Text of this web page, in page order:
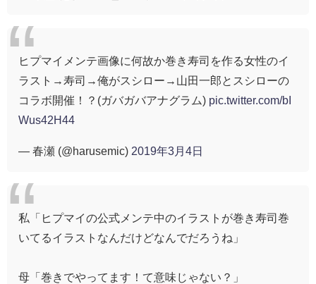
ヒプマイメンテ画像に何故か巻き寿司を作る女性のイ
ラスト→寿司→俺がスシロー→山田一郎とスシローの
コラボ開催！？(ガバガバアナグラム) pic.twitter.com/bI
Wus42H44
— 春瀬 (@harusemic) 2019年3月4日
私「ヒプマイの公式メンテ中のイラストが巻き寿司巻
いてるイラストなんだけどなんでだろうね」
母「巻きでやってます！て意味じゃない？」